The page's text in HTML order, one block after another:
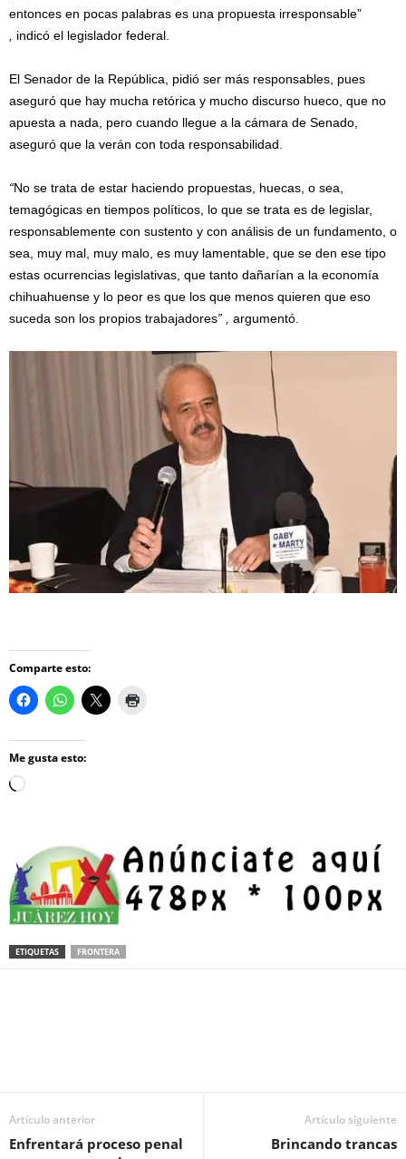
entonces en pocas palabras es una propuesta irresponsable”
indicó el legislador federal.
El Senador de la República, pidió ser más responsables, pues
aseguró que hay mucha retórica y mucho discurso hueco, que no
apuesta a nada, pero cuando llegue a la cámara de Senado,
aseguró que la verán con toda responsabilidad.
“No se trata de estar haciendo propuestas, huecas, o sea,
temagógicas en tiempos políticos, lo que se trata es de legislar,
responsablemente con sustento y con análisis de un fundamento, o
sea, muy mal, muy malo, es muy lamentable, que se den ese tipo
estas ocurrencias legislativas, que tanto dañarían a la economía
chihuahuense y lo peor es que los que menos quieren que eso
suceda son los propios trabajadores” , argumentó.
Comparte esto:
Me gusta esto:
Loading…
ETIQUETAS FRONTERA
Artículo anterior
Enfrentará proceso penal
Artículo siguiente
Brincando trancas